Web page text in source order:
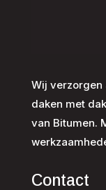
Wij verzorgen
daken met
van Bitumen.
Contact